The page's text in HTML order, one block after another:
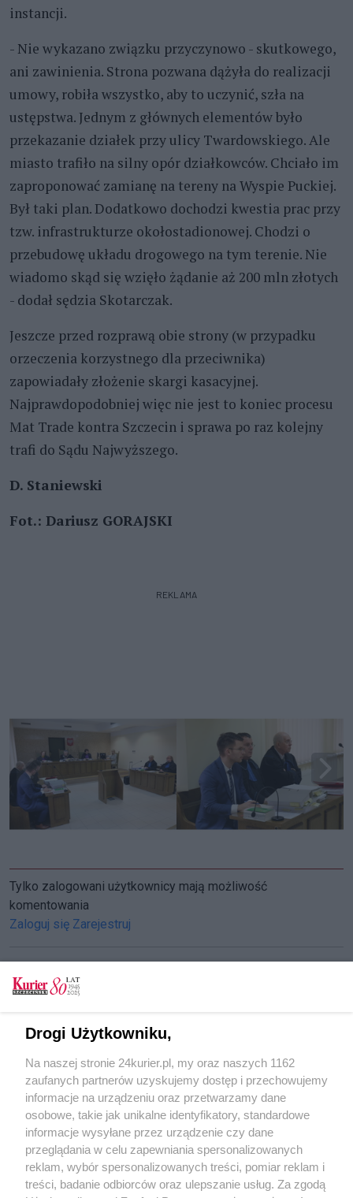
instancji.
- Nie wykazano związku przyczynowo - skutkowego,
ani zawinienia. Strona pozwana dążyła do realizacji
umowy, robiła wszystko, aby to uczynić, szła na
ustępstwa. Jednym z głównych elementów było
przekazanie działek przy ulicy Twardowskiego. Ale
miasto trafiło na silny opór działkowców. Chciało im
zaproponować zamianę na tereny na Wyspie Puckiej.
Był taki plan. Dodatkowo dochodzi kwestia prac przy
tzw. infrastrukturze okołostadionowej. Chodzi o
przebudowę układu drogowego na tym terenie. Nie
wiadomo skąd się wzięło żądanie aż 200 mln złotych
- dodał sędzia Skotarczak.
Jeszcze przed rozprawą obie strony (w przypadku
orzeczenia korzystnego dla przeciwnika)
zapowiadały złożenie skargi kasacyjnej.
Najprawdopodobniej więc nie jest to koniec procesu
Mat Trade kontra Szczecin i sprawa po raz kolejny
trafi do Sądu Najwyższego.
D. Staniewski
Fot.: Dariusz GORAJSKI
REKLAMA
Tylko zalogowani użytkownicy mają możliwość
komentowania
Zaloguj się Zarejestruj
TRAMP stracił majątek
Pasażer spowodował wypadek?
Trzeba dopłacić do Delty Młynówki
POGODA
28℃
Drogi Użytkowniku,
Na naszej stronie 24kurier.pl, my oraz naszych 1162
zaufanych partnerów uzyskujemy dostęp i przechowujemy
informacje na urządzeniu oraz przetwarzamy dane
osobowe, takie jak unikalne identyfikatory, standardowe
informacje wysyłane przez urządzenie czy dane
przeglądania w celu zapewniania spersonalizowanych
reklam, wybór spersonalizowanych treści, pomiar reklam i
treści, badanie odbiorców oraz ulepszanie usług. Za zgodą